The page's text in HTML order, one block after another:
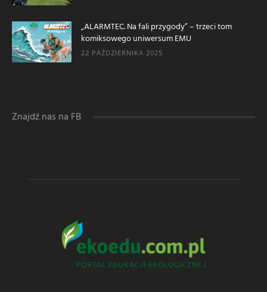
„ALARMTEC. Na fali przygody” – trzeci tom
komiksowego uniwersum EMU
22 PAŹDZIERNIKA 2025
Znajdź nas na FB